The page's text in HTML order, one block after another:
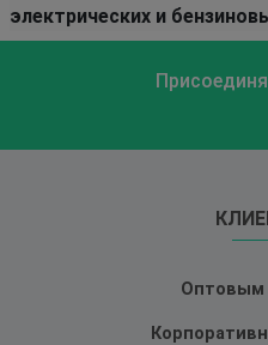
электрических и
Оптовым